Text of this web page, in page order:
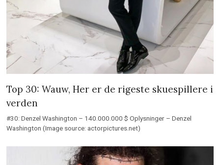
Top 30: Wauw, Her er de rigeste skuespillere i
verden
#30: Denzel Washington – 140.000.000 $ Oplysninger – Denzel
Washington (Image source: actorpictures.net)